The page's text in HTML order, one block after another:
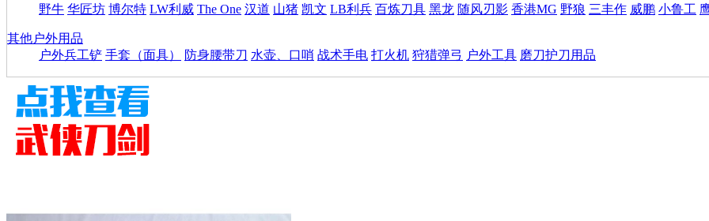
野牛 华匠坊 博尔特 LW利威 The One 汉道 山猪 凯文 LB利兵 百炼刀具 黑龙 随风刃影 香港MG 野狼 三丰作 威鹏 小鲁工
其他户外用品
户外兵工铲 手套（面具） 防身腰带刀 水壶、口哨 战术手电 打火机 狩猎弹弓 户外工具 磨刀护刀用品